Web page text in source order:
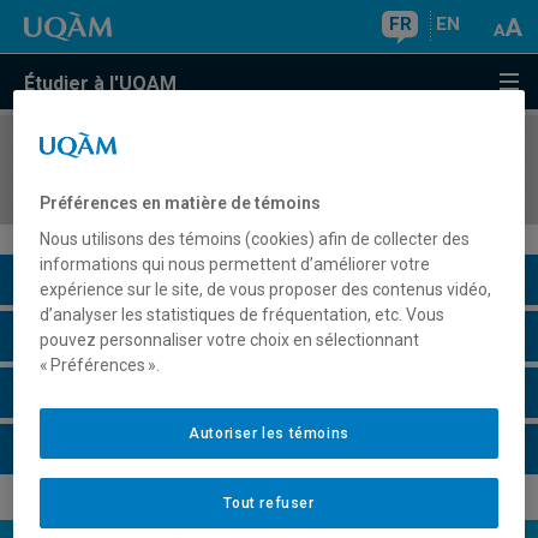
FR EN
Étudier à l'UQAM
COURS//
Description du cours
Horaire - Été 2026
Préférences en matière de témoins
Nous utilisons des témoins (cookies) afin de collecter des
informations qui nous permettent d’améliorer votre
expérience sur le site, de vous proposer des contenus vidéo,
d’analyser les statistiques de fréquentation, etc. Vous
pouvez personnaliser votre choix en sélectionnant
« Préférences ».
Tout refuser
Autoriser les témoins